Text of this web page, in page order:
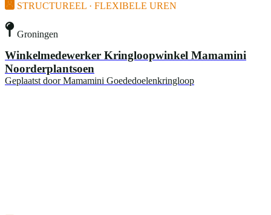
STRUCTUREEL · FLEXIBELE UREN
Groningen
Winkelmedewerker Kringloopwinkel Mamamini
Noorderplantsoen
Geplaatst door Mamamini Goededoelenkringloop